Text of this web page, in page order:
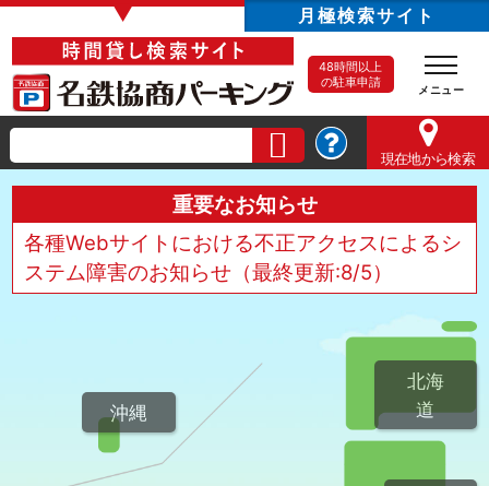
▼ 月極検索サイト
48時間以上
の駐車申請
現在地から検索
重要なお知らせ
各種Webサイトにおける不正アクセスによるシ
ステム障害のお知らせ（最終更新:8/5）
北海
道
沖縄